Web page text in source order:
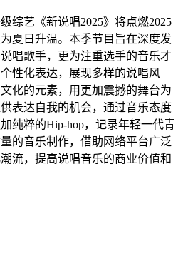
综艺《新说唱2025》将点燃2025
夏日升温。本季节目旨在深度发
唱歌手，更为注重选手的音乐才
性化表达，展现多样的说唱风
化的元素，用更加震撼的舞台为
表达自我的机会，通过音乐态度
纯粹的Hip-hop，记录年轻一代青
的音乐制作，借助网络平台广泛
流，提高说唱音乐的商业价值和